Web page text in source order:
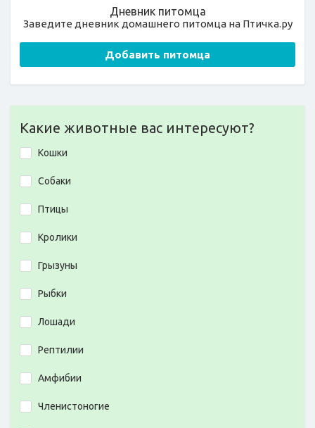
Дневник питомца
Заведите дневник домашнего питомца на Птичка.ру
Добавить питомца
Какие животные вас интересуют?
Кошки
Собаки
Птицы
Кролики
Грызуны
Рыбки
Лошади
Рептилии
Амфибии
Членистоногие